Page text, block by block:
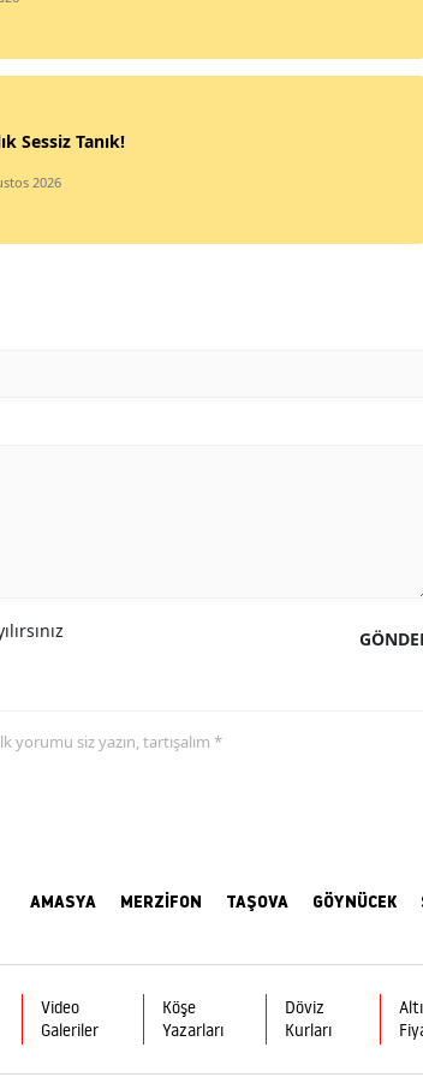
Sessiz Tanık!
2026
yorumu siz yazın, tartışalım *
AMASYA MERZİFON TAŞOVA GÖYNÜCEK
Video
Galeriler
Köşe
Yazarları
Döviz
Kurları